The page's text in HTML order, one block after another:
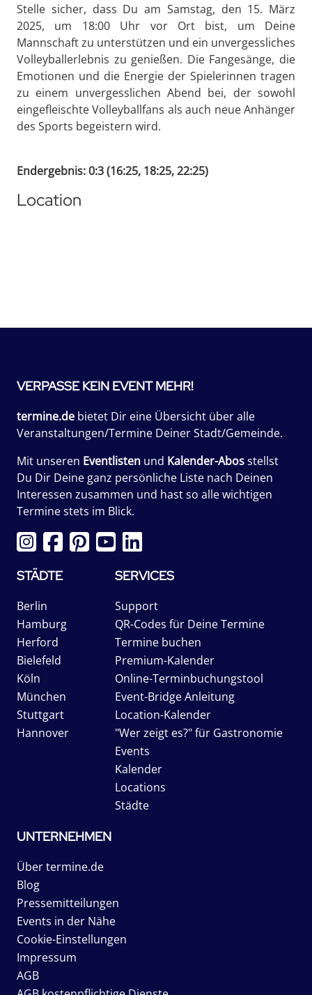
Stelle sicher, dass Du am Samstag, den 15. März
2025, um 18:00 Uhr vor Ort bist, um Deine
Mannschaft zu unterstützen und ein unvergessliches
Volleyballerlebnis zu genießen. Die Fangesänge, die
Emotionen und die Energie der Spielerinnen tragen
zu einem unvergesslichen Abend bei, der sowohl
eingefleischte Volleyballfans als auch neue Anhänger
des Sports begeistern wird.
Endergebnis: 0:3 (16:25, 18:25, 22:25)
Location
VERPASSE KEIN EVENT MEHR!
termine.de bietet Dir eine Übersicht über alle
Veranstaltungen/Termine Deiner Stadt/Gemeinde.
Mit unseren Eventlisten und Kalender-Abosstellst
Du Dir Deine ganz persönliche Liste nach Deinen
Interessen zusammen und hast so alle wichtigen
Termine stets im Blick.
STÄDTE
Berlin
Hamburg
Herford
Bielefeld
Köln
München
Stuttgart
Hannover
SERVICES
Support
QR-Codes für Deine Termine
Termine buchen
Premium-Kalender
Online-Terminbuchungstool
Event-Bridge Anleitung
Location-Kalender
"Wer zeigt es?" für Gastronomie
Events
Kalender
Locations
Städte
UNTERNEHMEN
Über termine.de
Blog
Pressemitteilungen
Events in der Nähe
Cookie-Einstellungen
Impressum
AGB